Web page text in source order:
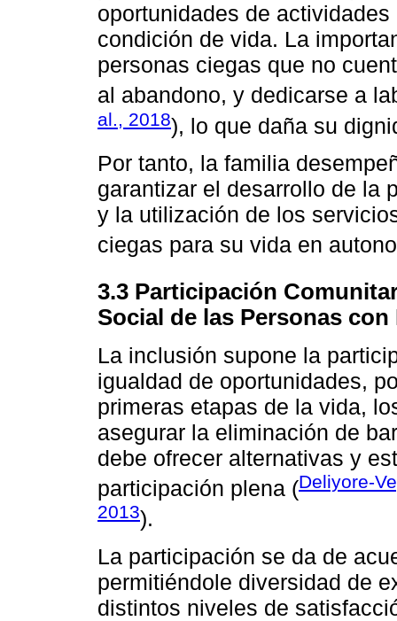
oportunidades de
condición de vida. La
personas ciegas que no
al abandono, y dedicarse a
al., 2018), lo que daña su
Por tanto, la familia
garantizar el desarrollo de la
y la utilización de los
ciegas para su vida en
3.3 Participación
Social de las Personas
La inclusión supone la
igualdad de oportunidades,
primeras etapas de la vida,
asegurar la eliminación de
debe ofrecer alternativas y
participación plena (Deliyore-
2013).
La participación se da de
permitiéndole diversidad de
distintos niveles de